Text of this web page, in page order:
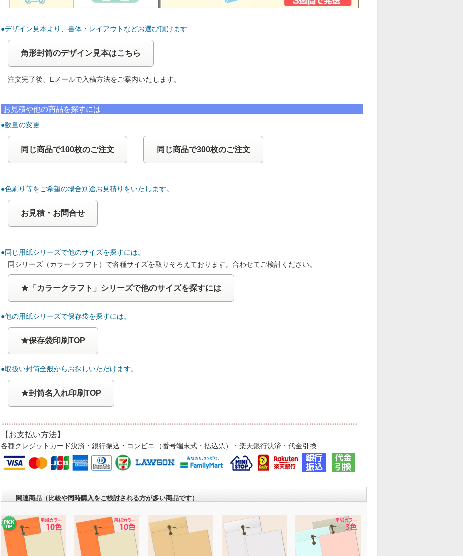
●デザイン見本より、書体・レイアウトなどお選び頂けます
角形封筒のデザイン見本はこちら
注文完了後、Eメールで入稿方法をご案内いたします。
お見積や他の商品を探すには
●数量の変更
同じ商品で100枚のご注文 同じ商品で300枚のご注文
●色刷り等をご希望の場合別途お見積りをいたします。
お見積・お問合せ
●同じ用紙シリーズで他のサイズを探すには。
同シリーズ（カラークラフト）で各種サイズを取りそろえております。合わせてご検討ください。
★「カラークラフト」シリーズで他のサイズを探すには
●他の用紙シリーズで保存袋を探すには。
★保存袋印刷TOP
●取扱い封筒全般からお探しいただけます。
★封筒名入れ印刷TOP
【お支払い方法】
各種クレジットカード決済・銀行振込・コンビニ（番号端末式・払込票）・楽天銀行決済・代金引換
関連商品（比較や同時購入をご検討される方が多い商品です）